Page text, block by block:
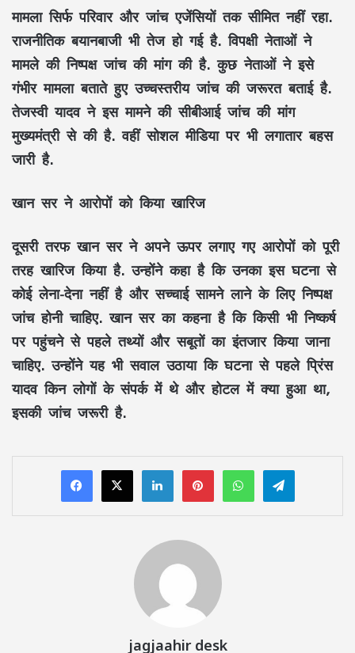
मामला सिर्फ परिवार और जांच एजेंसियों तक सीमित नहीं रहा.
राजनीतिक बयानबाजी भी तेज हो गई है. विपक्षी नेताओं ने
मामले की निष्पक्ष जांच की मांग की है. कुछ नेताओं ने इसे
गंभीर मामला बताते हुए उच्चस्तरीय जांच की जरूरत बताई है.
तेजस्वी यादव ने इस मामने की सीबीआई जांच की मांग
मुख्यमंत्री से की है. वहीं सोशल मीडिया पर भी लगातार बहस
जारी है.
खान सर ने आरोपों को किया खारिज
दूसरी तरफ खान सर ने अपने ऊपर लगाए गए आरोपों को पूरी
तरह खारिज किया है. उन्होंने कहा है कि उनका इस घटना से
कोई लेना-देना नहीं है और सच्चाई सामने लाने के लिए निष्पक्ष
जांच होनी चाहिए. खान सर का कहना है कि किसी भी निष्कर्ष
पर पहुंचने से पहले तथ्यों और सबूतों का इंतजार किया जाना
चाहिए. उन्होंने यह भी सवाल उठाया कि घटना से पहले प्रिंस
यादव किन लोगों के संपर्क में थे और होटल में क्या हुआ था,
इसकी जांच जरूरी है.
LinkedInPinterestWhatsAppTelegram
jagjaahir desk